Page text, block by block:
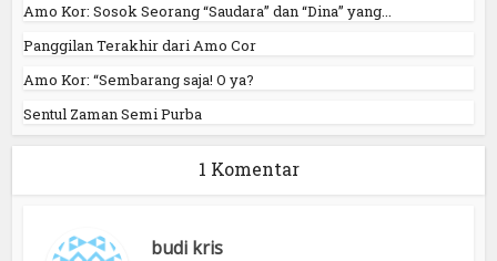
Amo Kor: Sosok Seorang “Saudara” dan “Dina” yang...
Panggilan Terakhir dari Amo Cor
Amo Kor: “Sembarang saja! O ya?
Sentul Zaman Semi Purba
1 Komentar
budi kris